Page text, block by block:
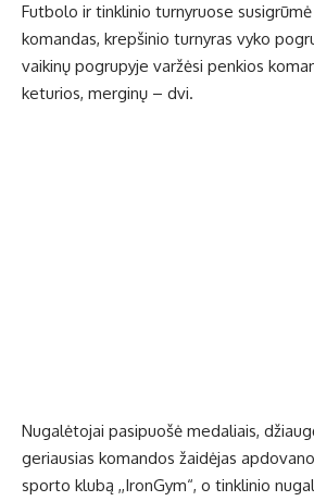
Futbolo ir tinklinio turnyruose
komandas, krepšinio turnyras vyko
vaikinų pogrupyje varžėsi penkios
keturios, merginų – dvi.
Nugalėtojai pasipuošė medaliais,
geriausias komandos žaidėjas
sporto klubą ,,IronGym“, o tinklinio